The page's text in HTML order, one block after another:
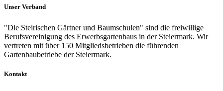
Unser Verband
"Die Steirischen Gärtner und Baumschulen" sind die freiwillige
Berufsvereinigung des Erwerbsgartenbaus in der Steiermark. Wir
vertreten mit über 150 Mitgliedsbetrieben die führenden
Gartenbaubetriebe der Steiermark.
Kontakt